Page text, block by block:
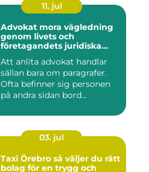
11. jul
Advokat mora vägledning
genom livets och
företagandets juridiska
Att anlita advokat handlar
sällan bara om paragrafer.
Ofta befinner sig personen
på andra sidan bord...
03. jul
Taxi Örebro så väljer du rätt
bolag för en trygg och